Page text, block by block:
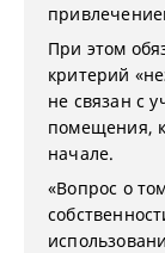
При этом
критерий
не связан с
помещения,
начале.
«Вопрос о